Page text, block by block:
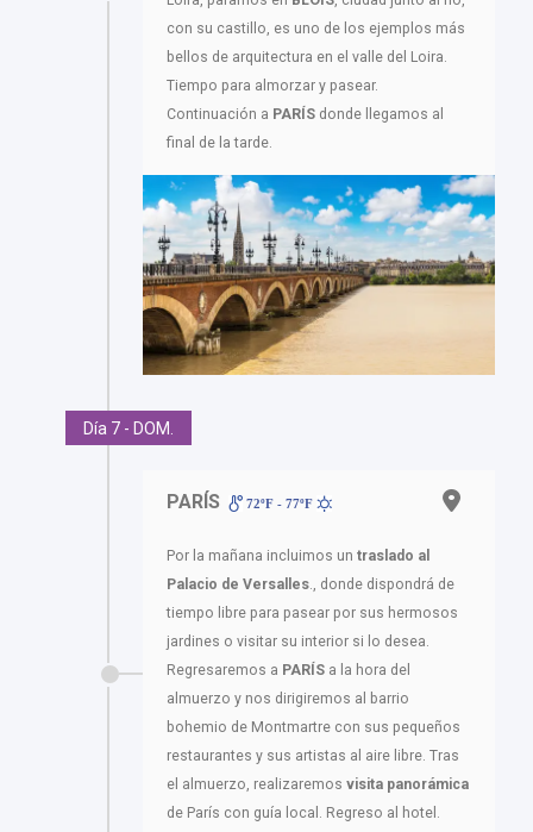
con su castillo, es uno de los ejemplos más
bellos de arquitectura en el valle del Loira.
Tiempo para almorzar y pasear.
Continuación a PARÍS donde llegamos al
final de la tarde.
Día 7 - DOM.
PARÍS 72ºF - 77ºF
Por la mañana incluimos un traslado al
Palacio de Versalles., donde dispondrá de
tiempo libre para pasear por sus hermosos
jardines o visitar su interior si lo desea.
Regresaremos a PARÍS a la hora del
almuerzo y nos dirigiremos al barrio
bohemio de Montmartre con sus pequeños
restaurantes y sus artistas al aire libre. Tras
el almuerzo, realizaremos visita panorámica
de París con guía local. Regreso al hotel.